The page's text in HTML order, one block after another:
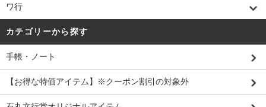
ワ行
カテゴリーから探す
手帳・ノート
【お得な特価アイテム】※クーポン割引の対象外